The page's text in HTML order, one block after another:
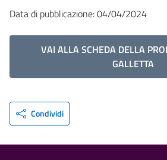
Data di pubblicazione: 04/04/2024
VAI ALLA SCHEDA DELLA
GALLETTA
Condividi